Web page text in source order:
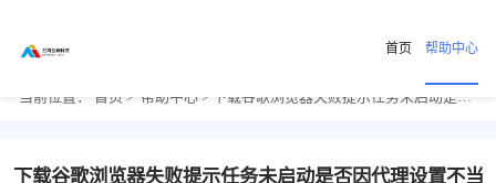
首页 帮助中心
当前位置： 首页 > 帮助中心 > 下载谷歌浏览器失败提示任务未启动是否因代理设置不当
下载谷歌浏览器失败提示任务未启动是否因代理设置不当